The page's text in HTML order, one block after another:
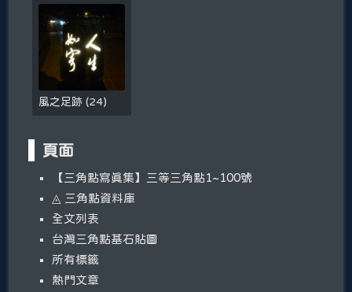
風之足跡(24)
頁面
【三角點寫真集】三等三角點1~100號
◬ 三角點資料庫
全文列表
台灣三角點基石貼圖
所有標籤
熱門文章